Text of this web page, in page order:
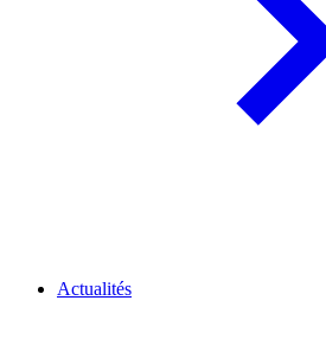
Actualités